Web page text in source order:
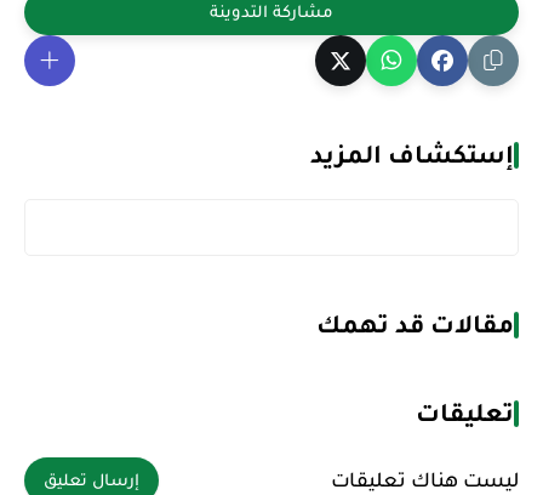
إستكشاف المزيد
مقالات قد تهمك
تعليقات
ليست هناك تعليقات إرسال تعليق